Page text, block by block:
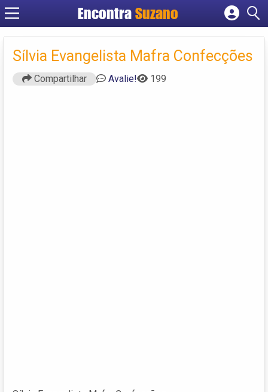
EncontraSuzano
Cadastrar empresa
Fazer login
Criar conta
Sílvia Evangelista Mafra Confecções
Compartilhar Avalie! 199